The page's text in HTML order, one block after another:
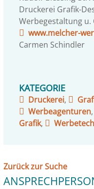
Druckerei Grafik-
Werbegestaltung
www.melcher-
Carmen Schindler
KATEGORIE
Druckerei,
Werbeagenturen,
Grafik,
Zurück zur Suche